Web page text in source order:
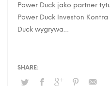
Power Duck jako partner
Power Duck Investon
Duck wygrywa…